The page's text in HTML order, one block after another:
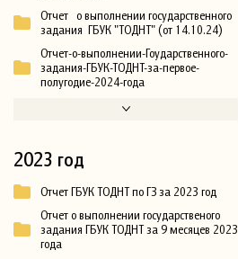
Отчет о выполнении государственного
задания ГБУК "ТОДНТ" (от 14.10.24)
Отчет-о-выполнении-Гоударственного-
задания-ГБУК-ТОДНТ-за-первое-
полугодие-2024-года
2023 год
Отчет ГБУК ТОДНТ по ГЗ за 2023 год
Отчет о выполнении государственого
задания ГБУК ТОДНТ за 9 месяцев 2023
года